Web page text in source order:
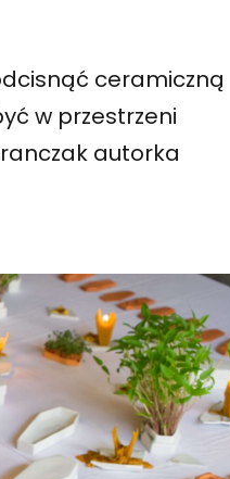
ceramiczną
w przestrzeni
autorka